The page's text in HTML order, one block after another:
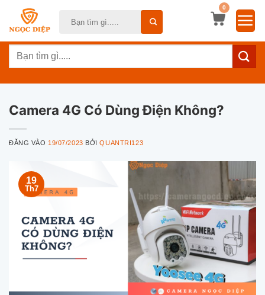
dung
0
Tìm
Camera 4G Có Dùng Điện Không?
ĐĂNG VÀO 19/07/2023 BỞIQUANTRI123
19
Th7